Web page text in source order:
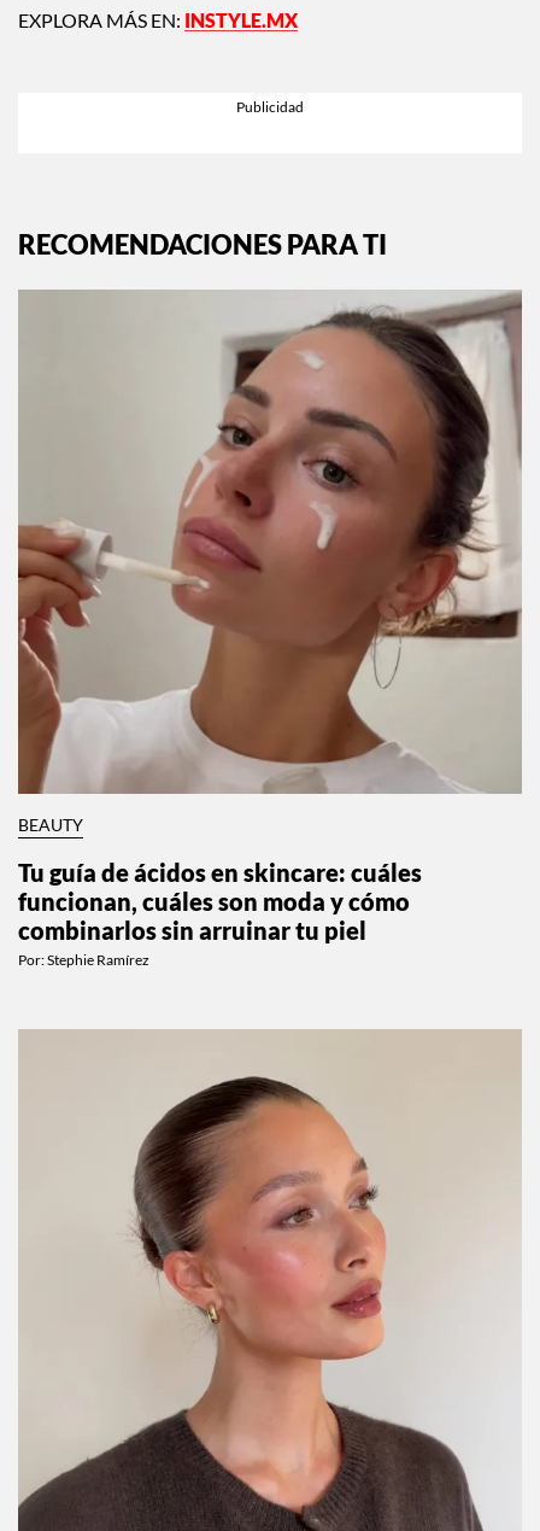
EXPLORA MÁS EN: INSTYLE.MX
RECOMENDACIONES PARA TI
BEAUTY
Tu guía de ácidos en skincare: cuáles
funcionan, cuáles son moda y cómo
combinarlos sin arruinar tu piel
Por:Stephie Ramírez